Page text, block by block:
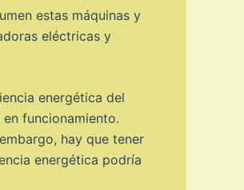
estas máquinas y
eléctricas y
energética del
funcionamiento.
hay que tener
energética podría